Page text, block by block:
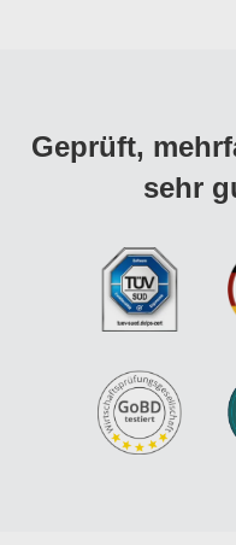
Geprüft,
sehr